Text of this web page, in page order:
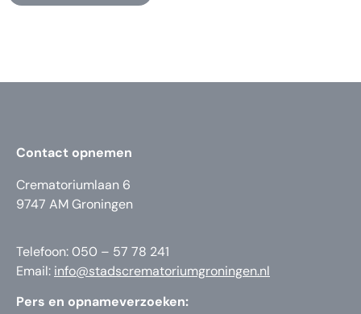
Contact opnemen
Crematoriumlaan 6
9747 AM Groningen
Telefoon: 050 – 57 78 241
Email: info@stadscrematoriumgroningen.nl
Pers en opnameverzoeken: